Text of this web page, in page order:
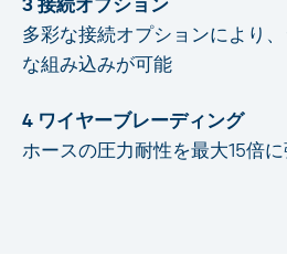
多彩な接続オプションにより
な組み込みが可能
4 ワイヤーブレーディング
ホースの圧力耐性を最大15倍